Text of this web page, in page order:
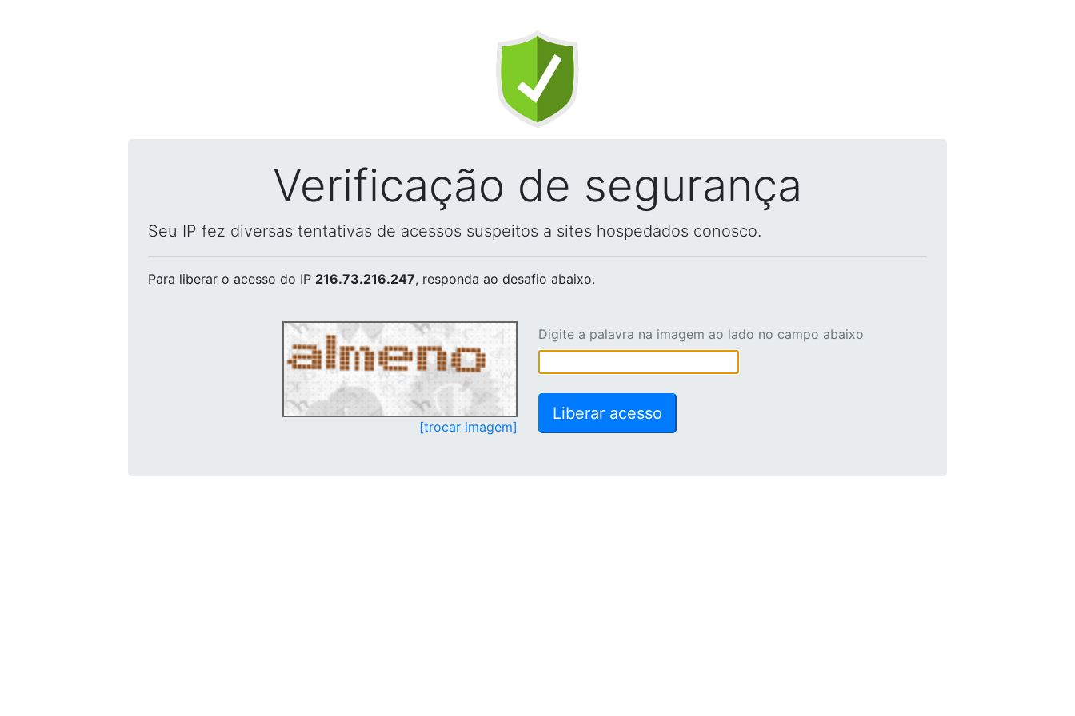
Verificação de segurança
Seu IP fez diversas tentativas de acessos suspeitos a sites hospedados conosco.
Para liberar o acesso do IP 216.73.216.247, responda ao desafio abaixo.
[trocar imagem]
Digite a palavra na imagem ao lado no campo abaixo